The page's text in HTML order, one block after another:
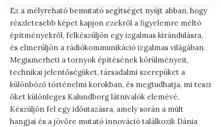
Ez a mélyreható bemutató segítséget nyújt abban, hogy
részletesebb képet kapjon ezekről a figyelemre méltó
építményekről, felkészüljön egy izgalmas kirándulásra,
és elmerüljön a rádiókommunikáció izgalmas világában.
Megismerheti a tornyok építésének körülményeit,
technikai jelentőségüket, társadalmi szerepüket a
különböző történelmi korokban, és megtudhatja, mi teszi
őket különleges Kalundborg látnivalók elemévé.
Készüljön fel egy időutazásra, amely során a múlt
hangjai és a jövőre mutató innováció találkozik Dánia